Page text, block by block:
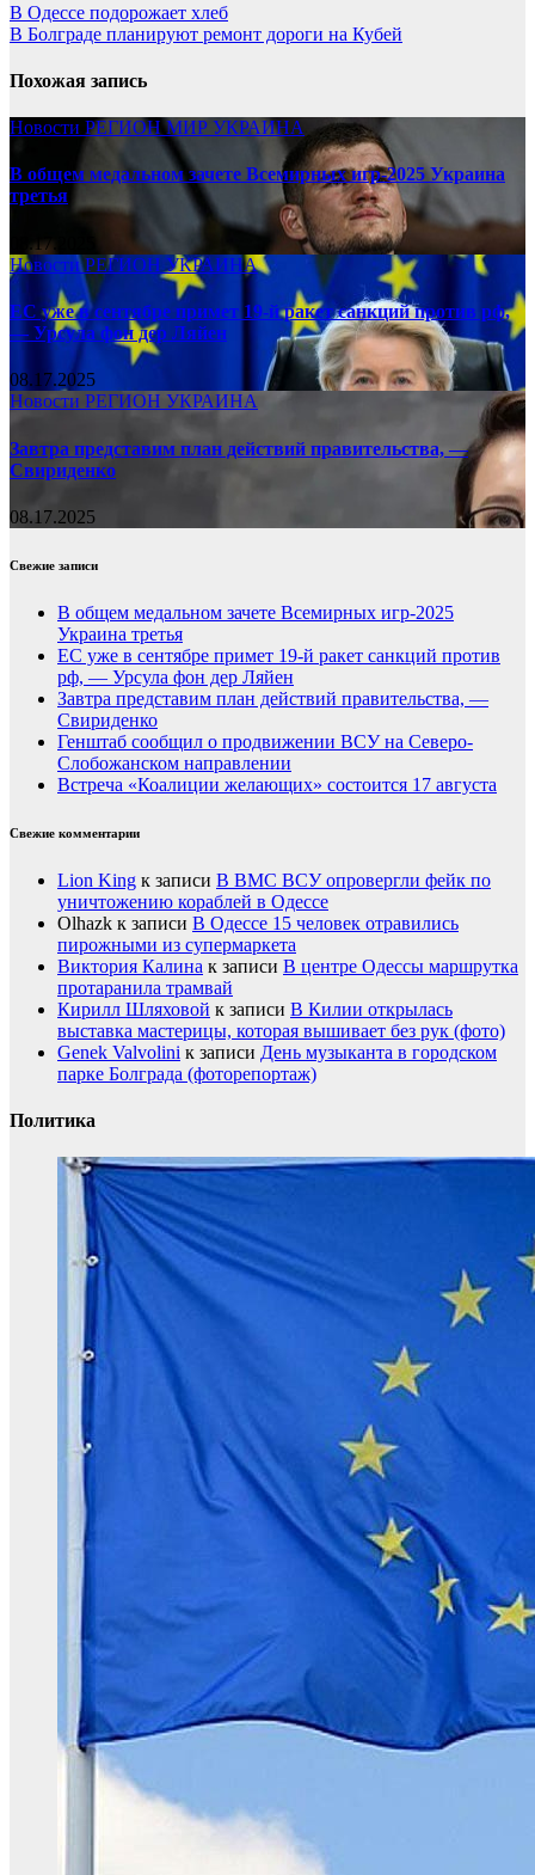
В Одессе подорожает хлеб
В Болграде планируют ремонт дороги на Кубей
Похожая запись
Новости РЕГИОНМИР УКРАИНА
В общем медальном зачете Всемирных игр-2025 Украина
третья
08.17.2025
НовостиРЕГИОНУКРАИНА
ЕС уже в сентябре примет 19-й ракет санкций против рф,
— Урсула фон дер Ляйен
08.17.2025
Новости РЕГИОН УКРАИНА
Завтра представим план действий правительства, —
Свириденко
08.17.2025
Свежие записи
В общем медальном зачете Всемирных игр-2025
Украина третья
ЕС уже в сентябре примет 19-й ракет санкций против
рф, — Урсула фон дер Ляйен
Завтра представим план действий правительства, —
Свириденко
Генштаб сообщил о продвижении ВСУ на Северо-
Слобожанском направлении
Встреча «Коалиции желающих» состоится 17 августа
Свежие комментарии
Lion King к записи В ВМС ВСУ опровергли фейк по
уничтожению кораблей в Одессе
Olhazk к записи В Одессе 15 человек отравились
пирожными из супермаркета
Виктория Калина к записи В центре Одессы маршрутка
протаранила трамвай
Кирилл Шляховой к записи В Килии открылась
выставка мастерицы, которая вышивает без рук (фото)
Genek Valvolini к записи День музыканта в городском
парке Болграда (фоторепортаж)
Политика